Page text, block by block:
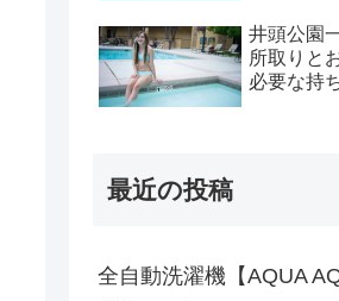
井頭公園
所取りと
必要な持
最近の投稿
全自動洗濯機【AQUA